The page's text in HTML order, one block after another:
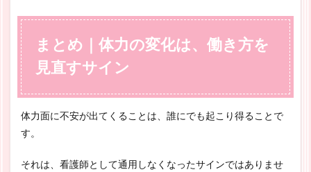
まとめ｜体力の変化は、働き方を
見直すサイン
体力面に不安が出てくることは、誰にでも起こり得ることで
す。
それは、看護師として通用しなくなったサインではありませ